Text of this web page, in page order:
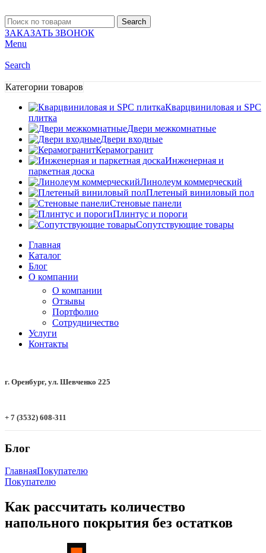
Search
ЗАКАЗАТЬ ЗВОНОК
Menu
Search
Категории товаров
Кварцвиниловая и SPC
плитка
Двери межкомнатные
Двери входные
Керамогранит
Инженерная и
паркетная доска
Линолеум коммерческий
Плетеный виниловый пол
Стеновые панели
Плинтус и пороги
Сопутствующие товары
Главная
Каталог
Блог
О компании
О компании
Отзывы
Портфолио
Сотрудничество
Услуги
Контакты
г. Оренбург, ул. Шевченко 225
+ 7 (3532) 608-311
Блог
ГлавнаяПокупателю
Покупателю
Как рассчитать количество
напольного покрытия без остатков